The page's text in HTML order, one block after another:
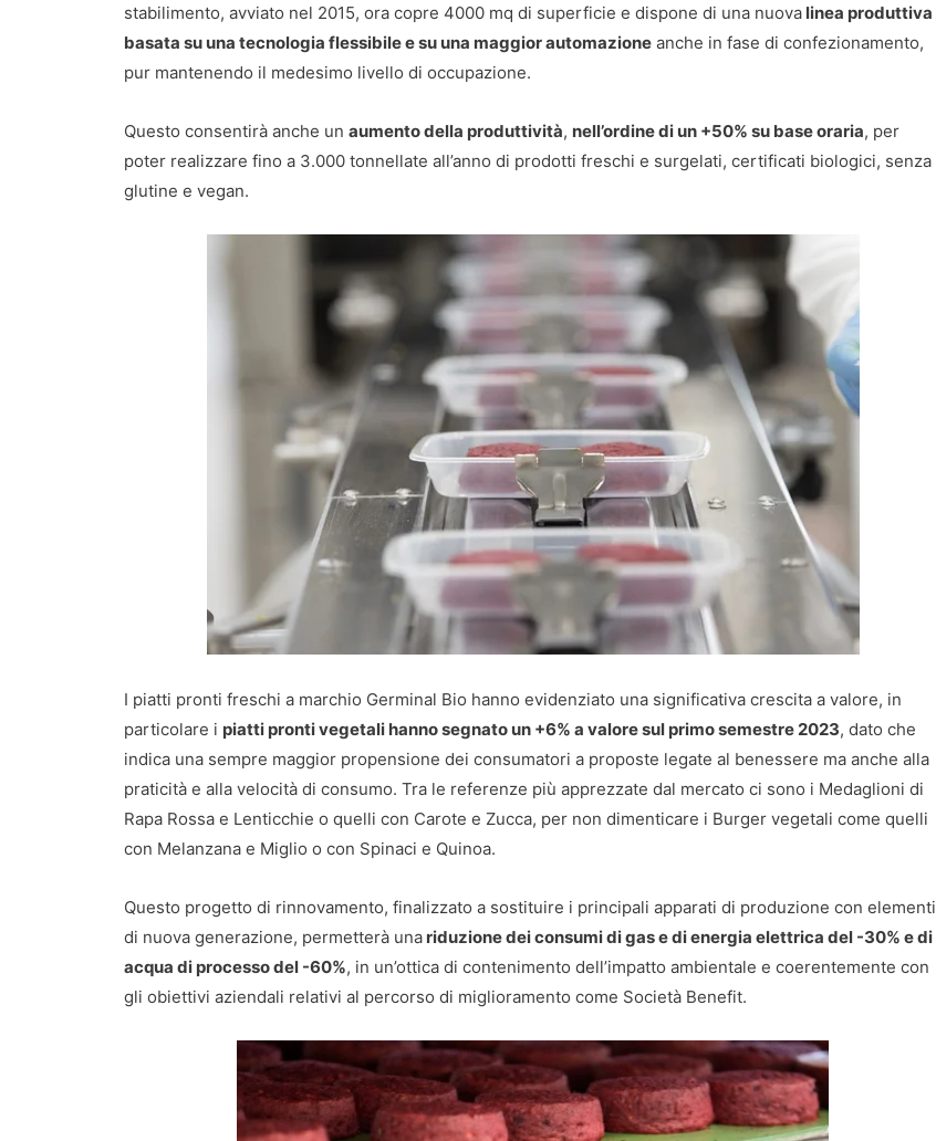
stabilimento, avviato nel 2015, ora copre 4000 mq di superficie e dispone di una nuova linea produttiva
basata su una tecnologia flessibile e su una maggior automazione anche in fase di confezionamento,
pur mantenendo il medesimo livello di occupazione.
Questo consentirà anche un aumento della produttività, nell’ordine di un +50% su base oraria, per
poter realizzare fino a 3.000 tonnellate all’anno di prodotti freschi e surgelati, certificati biologici, senza
glutine e vegan.
I piatti pronti freschi a marchio Germinal Bio hanno evidenziato una significativa crescita a valore, in
particolare i piatti pronti vegetali hanno segnato un +6% a valore sul primo semestre 2023, dato che
indica una sempre maggior propensione dei consumatori a proposte legate al benessere ma anche alla
praticità e alla velocità di consumo. Tra le referenze più apprezzate dal mercato ci sono i Medaglioni di
Rapa Rossa e Lenticchie o quelli con Carote e Zucca, per non dimenticare i Burger vegetali come quelli
con Melanzana e Miglio o con Spinaci e Quinoa.
Questo progetto di rinnovamento, finalizzato a sostituire i principali apparati di produzione con elementi
di nuova generazione, permetterà una riduzione dei consumi di gas e di energia elettrica del -30% e di
acqua di processo del -60%, in un’ottica di contenimento dell’impatto ambientale e coerentemente con
gli obiettivi aziendali relativi al percorso di miglioramento come Società Benefit.